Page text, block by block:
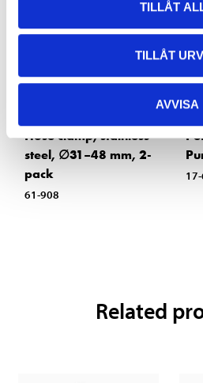
TILLÅT
TILLÅT
AVVISA
Hose clamp, stainless
steel, ∅31–48 mm, 2-
pack
61-908
Related